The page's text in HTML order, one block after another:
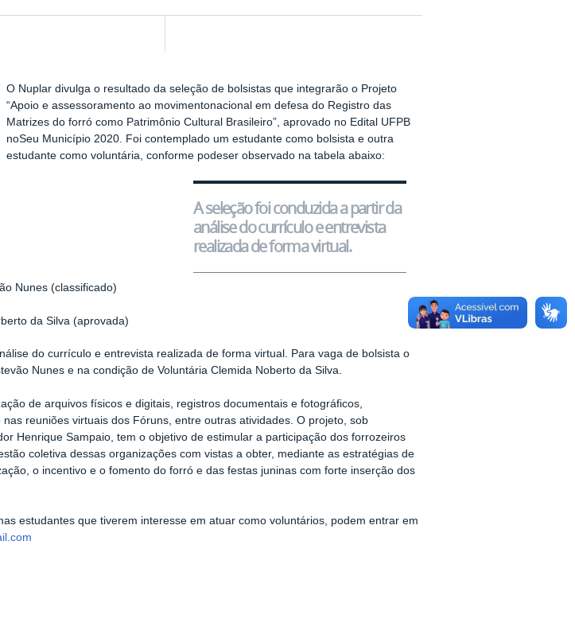
O Nuplar divulga o resultado da seleção de bolsistas que integrarão o Projeto
“Apoio e assessoramento ao movimentonacional em defesa do Registro das
Matrizes do forró como Patrimônio Cultural Brasileiro”, aprovado no Edital UFPB
noSeu Município 2020. Foi contemplado um estudante como bolsista e outra
estudante como voluntária, conforme podeser observado na tabela abaixo:
A seleção foi conduzida a partir da
análise do currículo e entrevista
realizada de forma virtual.
Nunes (classificado)
(aprovada)
do currículo e entrevista realizada de forma virtual. Para vaga de bolsista o
Nunes e na condição de Voluntária Clemida Noberto da Silva.
de arquivos físicos e digitais, registros documentais e fotográficos,
reuniões virtuais dos Fóruns, entre outras atividades. O projeto, sob
Henrique Sampaio, tem o objetivo de estimular a participação dos forrozeiros
coletiva dessas organizações com vistas a obter, mediante as estratégias de
o incentivo e o fomento do forró e das festas juninas com forte inserção dos
estudantes que tiverem interesse em atuar como voluntários, podem entrar em